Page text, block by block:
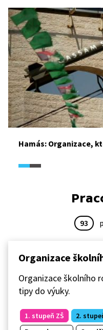
Hamás: Organizace,
93
Organizace
Organizace školního
tipy do výuky.
1. stupeň ZŠ 2.